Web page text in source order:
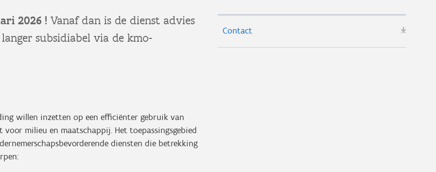
2026 ! Vanaf dan is de dienst advies
subsidiabel via de kmo-
willen inzetten op een efficiënter gebruik van
milieu en maatschappij. Het toepassingsgebied
diensten die betrekking
Contact